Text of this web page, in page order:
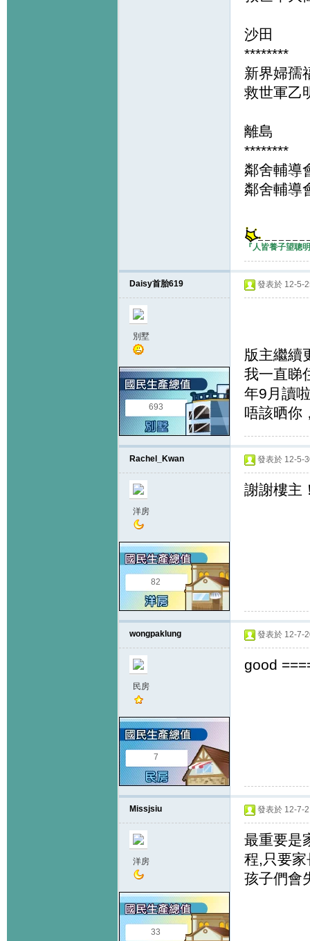
沙田
********
新界婦孺
救世軍乙
離島
********
鄰舍輔導
鄰舍輔導
『人皆養子望聰
Daisy首胎619
別墅
693
發表於 12-5-
版主繼續
我一直睇
年9月讀
唔該晒你
Rachel_Kwan
洋房
82
發表於 12-5-
謝謝樓主
wongpaklung
民房
7
發表於 12-7-
good
Missjsiu
洋房
33
發表於 12-7-
最重要是
程,只要
孩子們會